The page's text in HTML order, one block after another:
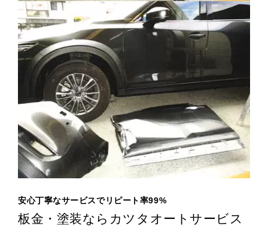
安心丁寧なサービスでリピート率99%
板金・塗装ならカツタオートサービス